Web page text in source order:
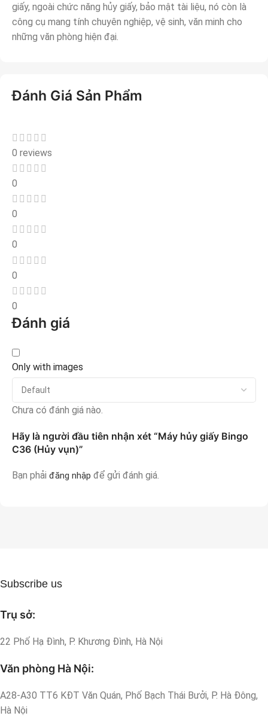
giấy, ngoài chức năng hủy giấy, bảo mật tài liệu, nó còn là
công cụ mang tính chuyên nghiệp, vệ sinh, văn minh cho
những văn phòng hiện đại.
Đánh Giá Sản Phẩm
0 reviews
0
0
0
0
0
Đánh giá
Only with images
Chưa có đánh giá nào.
Hãy là người đầu tiên nhận xét “Máy hủy giấy Bingo
C36 (Hủy vụn)”
Bạn phải đăng nhập để gửi đánh giá.
Subscribe us
Trụ sở:
22 Phố Hạ Đình, P. Khương Đình, Hà Nội
Văn phòng Hà Nội:
A28-A30 TT6 KĐT Văn Quán, Phố Bạch Thái Bưởi, P. Hà Đông,
Hà Nội